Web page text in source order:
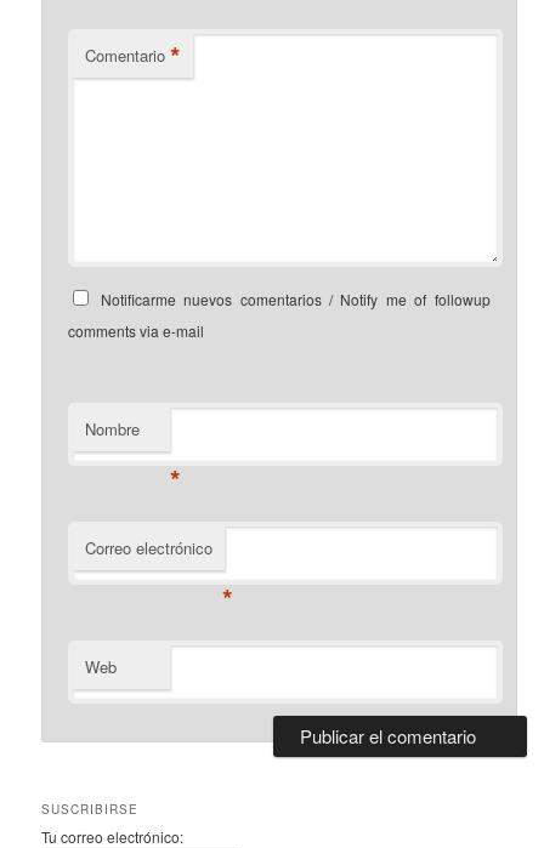
Comentario *
Notificarme nuevos comentarios / Notify me of followup
comments via e-mail
Nombre
*
Correo electrónico
*
Web
SUSCRIBIRSE
Tu correo electrónico: